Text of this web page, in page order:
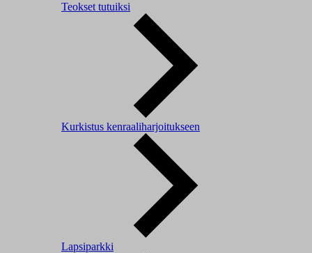
Teokset tutuiksi
Kurkistus kenraaliharjoitukseen
Lapsiparkki